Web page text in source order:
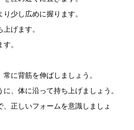
少し広めに握ります。
げます。
。
に背筋を伸ばしましょう。
、体に沿って持ち上げましょう。
正しいフォームを意識しましょ